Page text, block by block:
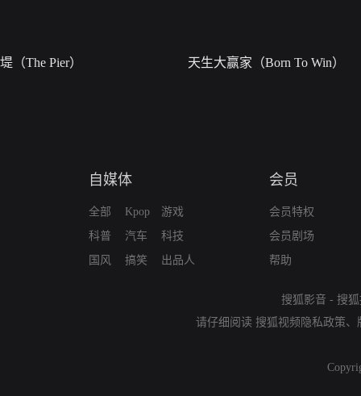
堤（The Pier） 天生大赢家（Born To Win）
自媒体
全部
科普
国风
Kpop
汽车
搞笑
游戏
科技
出品人
会员
会员特权
会员剧场
帮助
搜狐影音 - 搜
请仔细阅读 搜狐视频隐私政策、